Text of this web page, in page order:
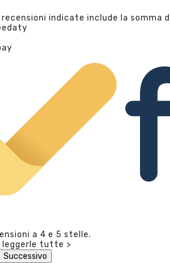
recensioni indicate include la somma
a 4 e 5 stelle.
leggerle tutte >
Successivo